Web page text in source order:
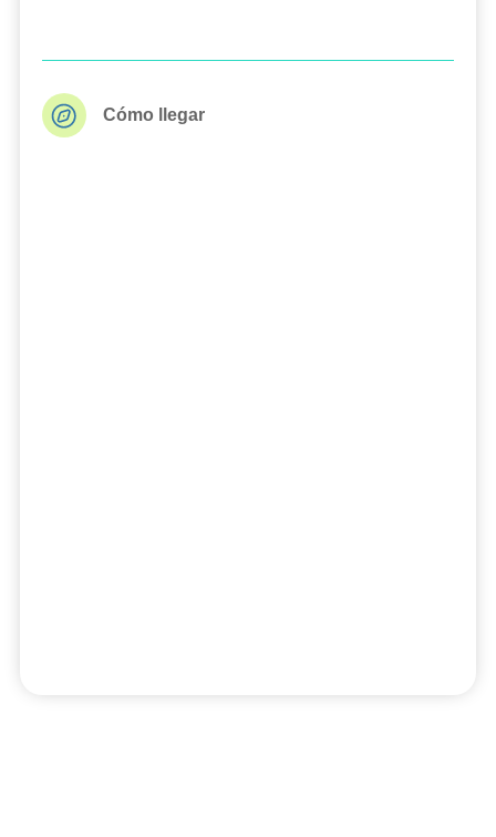
Cómo llegar